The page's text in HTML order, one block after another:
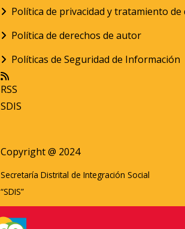
Política de privacidad y tratamiento
Política de derechos de autor
Políticas de Seguridad de Información
RSS
SDIS
Copyright @ 2024
Secretaría Distrital de Integración Social
“SDIS”